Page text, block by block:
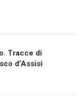
Tracce di
d’Assisi